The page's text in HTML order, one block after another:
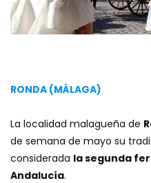
RONDA (MÁLAGA)
La localidad malagueña de
de semana de mayo su
considerada la segunda
Andalucía.